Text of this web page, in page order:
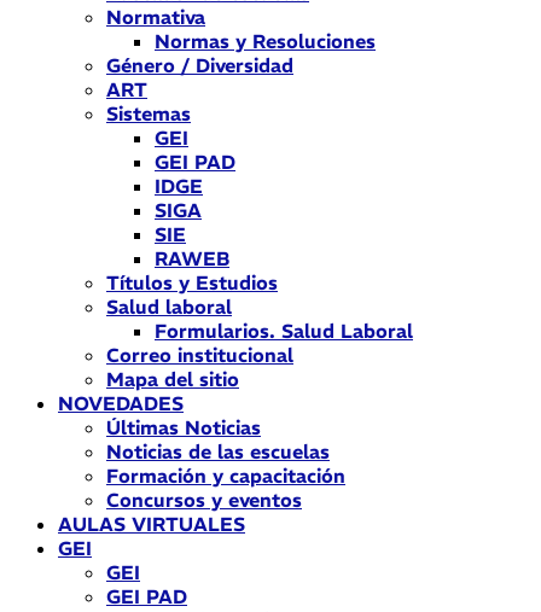
Normativa
Normas y Resoluciones
Género / Diversidad
ART
Sistemas
GEI
GEI PAD
IDGE
SIGA
SIE
RAWEB
Títulos y Estudios
Salud laboral
Formularios. Salud Laboral
Correo institucional
Mapa del sitio
NOVEDADES
Últimas Noticias
Noticias de las escuelas
Formación y capacitación
Concursos y eventos
AULAS VIRTUALES
GEI
GEI
GEI PAD